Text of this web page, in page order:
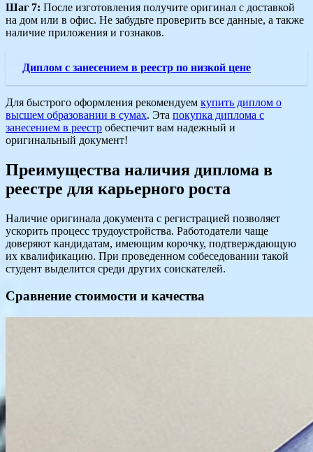
Шаг 7: После изготовления получите оригинал с доставкой
на дом или в офис. Не забудьте проверить все данные, а также
наличие приложения и гознаков.
Диплом с занесением в реестр по низкой цене
Для быстрого оформления рекомендуем купить диплом о
высшем образовании в сумах. Эта покупка диплома с
занесением в реестр обеспечит вам надежный и
оригинальный документ!
Преимущества наличия диплома в
реестре для карьерного роста
Наличие оригинала документа с регистрацией позволяет
ускорить процесс трудоустройства. Работодатели чаще
доверяют кандидатам, имеющим корочку, подтверждающую
их квалификацию. При проведенном собеседовании такой
студент выделится среди других соискателей.
Сравнение стоимости и качества